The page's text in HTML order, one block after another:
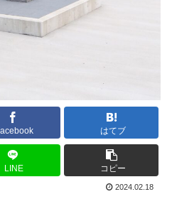
はてブ
LINE コピー
2024.02.18